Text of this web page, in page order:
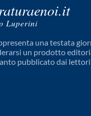
Luperini
una testata
un prodotto
pubblicato dai